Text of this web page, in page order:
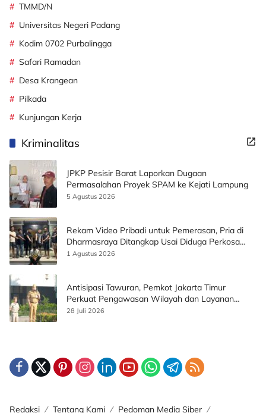
TMMD/N
Universitas Negeri Padang
Kodim 0702 Purbalingga
Safari Ramadan
Desa Krangean
Pilkada
Kunjungan Kerja
Kriminalitas
JPKP Pesisir Barat Laporkan Dugaan
Permasalahan Proyek SPAM ke Kejati Lampung
5 Agustus 2026
Rekam Video Pribadi untuk Pemerasan, Pria di
Dharmasraya Ditangkap Usai Diduga Perkosa
Korban
1 Agustus 2026
Antisipasi Tawuran, Pemkot Jakarta Timur
Perkuat Pengawasan Wilayah dan Layanan
Publik
28 Juli 2026
Redaksi Tentang Kami Pedoman Media Siber